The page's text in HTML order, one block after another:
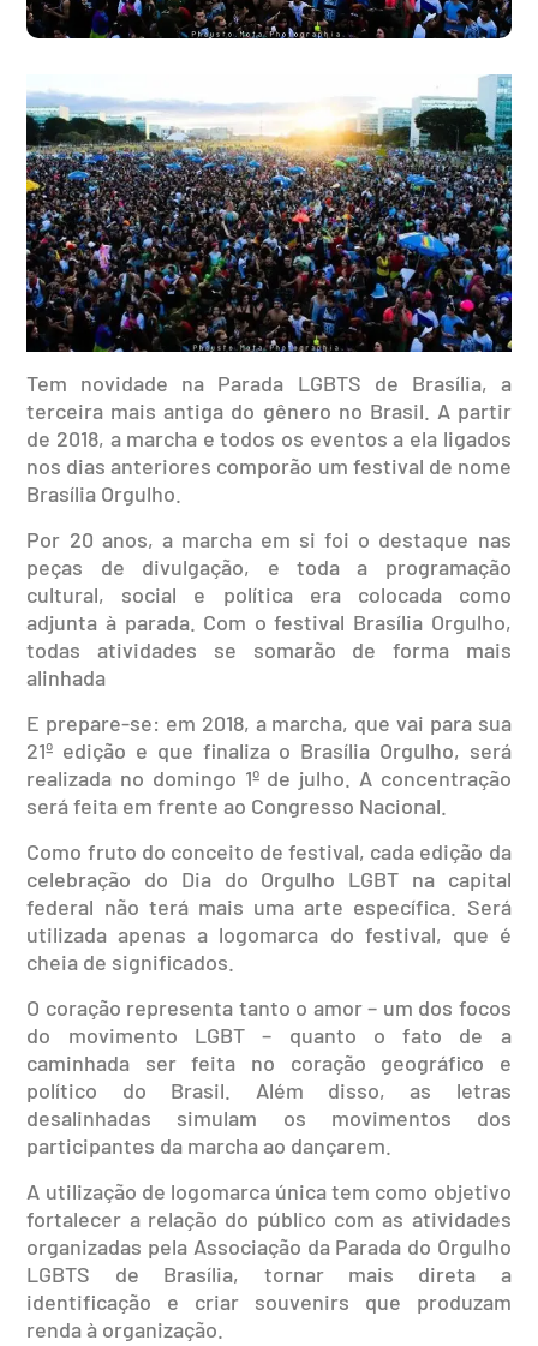
Tem novidade na Parada LGBTS de Brasília, a
terceira mais antiga do gênero no Brasil. A partir
de 2018, a marcha e todos os eventos a ela ligados
nos dias anteriores comporão um festival de nome
Brasília Orgulho.
Por 20 anos, a marcha em si foi o destaque nas
peças de divulgação, e toda a programação
cultural, social e política era colocada como
adjunta à parada. Com o festival Brasília Orgulho,
todas atividades se somarão de forma mais
alinhada
E prepare-se: em 2018, a marcha, que vai para sua
21º edição e que finaliza o Brasília Orgulho, será
realizada no domingo 1º de julho. A concentração
será feita em frente ao Congresso Nacional.
Como fruto do conceito de festival, cada edição da
celebração do Dia do Orgulho LGBT na capital
federal não terá mais uma arte específica. Será
utilizada apenas a logomarca do festival, que é
cheia de significados.
O coração representa tanto o amor – um dos focos
do movimento LGBT – quanto o fato de a
caminhada ser feita no coração geográfico e
político do Brasil. Além disso, as letras
desalinhadas simulam os movimentos dos
participantes da marcha ao dançarem.
A utilização de logomarca única tem como objetivo
fortalecer a relação do público com as atividades
organizadas pela Associação da Parada do Orgulho
LGBTS de Brasília, tornar mais direta a
identificação e criar souvenirs que produzam
renda à organização.